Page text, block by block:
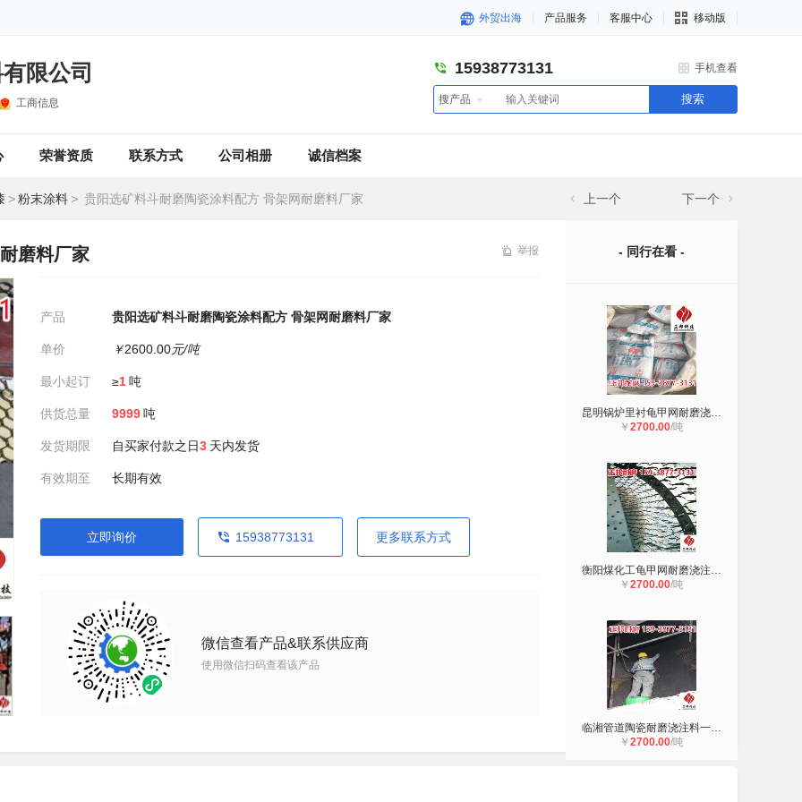
外贸出海 产品服务 客服中心 移动版
限公司
工商信息
15938773131 手机查看
搜产品 搜索
荣誉资质 联系方式 公司相册 诚信档案
>粉末涂料 > 贵阳选矿料斗耐磨陶瓷涂料配方 骨架网耐磨料厂家 上一个 下一个
磨料厂家 举报
产品 贵阳选矿料斗耐磨陶瓷涂料配方 骨架网耐磨料厂家
单价 ￥2600.00元/吨
最小起订 ≥1吨
供货总量 9999吨
发货期限 自买家付款之日3 天内发货
有效期至 长期有效
立即询价 15938773131 更多联系方式
微信查看产品&联系供应商
使用微信扫码查看该产品
- 同行在看 -
昆明锅炉里衬龟甲网耐磨浇注料使用方
￥ 2700.00/吨
衡阳煤化工龟甲网耐磨浇注料施工工艺
￥ 2700.00/吨
临湘管道陶瓷耐磨浇注料一涂一抹 龟
￥ 2700.00/吨